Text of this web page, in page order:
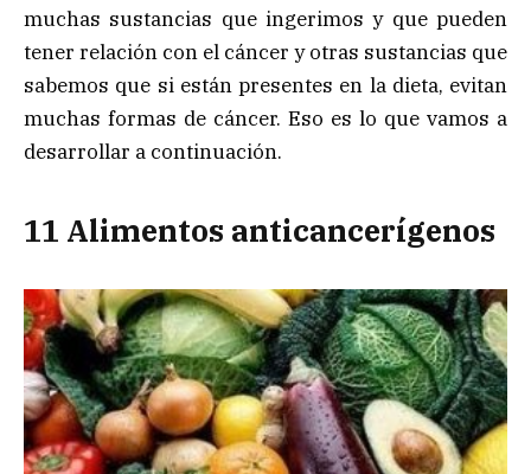
muchas sustancias que ingerimos y que pueden
tener relación con el cáncer y otras sustancias que
sabemos que si están presentes en la dieta, evitan
muchas formas de cáncer. Eso es lo que vamos a
desarrollar a continuación.
11 Alimentos anticancerígenos